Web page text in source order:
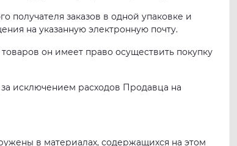
получателя заказов в одной упаковке и
на указанную электронную почту.
он имеет право осуществить покупку
исключением расходов Продавца на
в материалах, содержащихся на этом